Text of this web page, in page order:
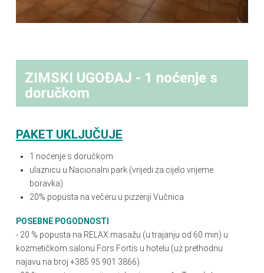
ZIMSKI UGOĐAJ - 1 noćenje s
doručkom
PAKET UKLJUČUJE
1 noćenje s doručkom
ulaznicu u Nacionalni park (vrijedi za cijelo vrijeme
boravka)
20% popusta na večeru u pizzeriji Vučnica
POSEBNE POGODNOSTI
- 20 % popusta na RELAX masažu (u trajanju od 60 min) u
kozmetičkom salonu Fors Fortis u hotelu (uz prethodnu
najavu na broj +385 95 901 3866)